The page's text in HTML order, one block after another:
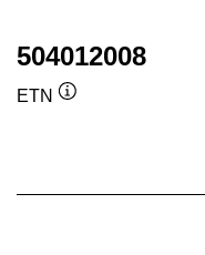
504012008
ETN